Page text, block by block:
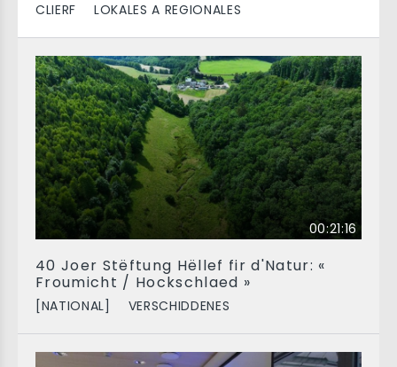
CLIERF LOKALES A REGIONALES
00:21:16
40 Joer Stëftung Hëllef fir d'Natur: «
Froumicht / Hockschlaed »
[NATIONAL] VERSCHIDDENES